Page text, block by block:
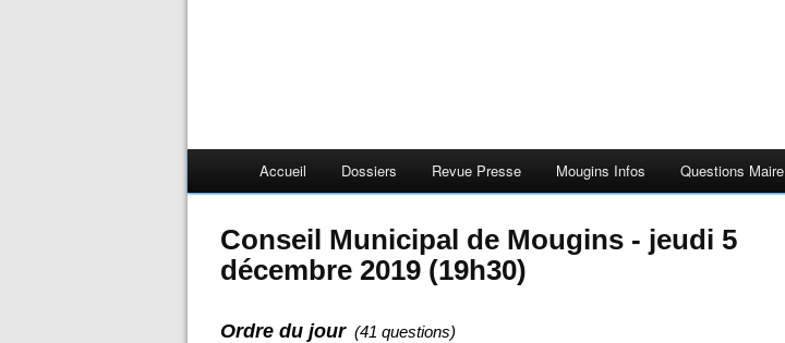
Accueil Dossiers Revue Presse Mougins Infos Questions Maire
Conseil Municipal de Mougins - jeudi 5
décembre 2019 (19h30)
Ordre du jour (41 questions)